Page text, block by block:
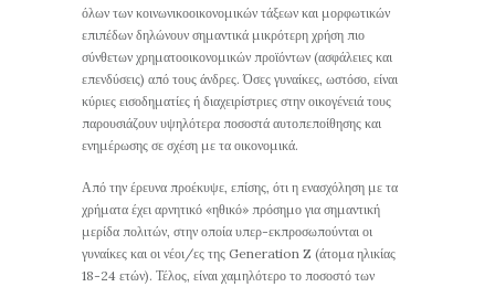
όλων των κοινωνικοοικονομικών τάξεων και μορφωτικών
επιπέδων δηλώνουν σημαντικά μικρότερη χρήση πιο
σύνθετων χρηματοοικονομικών προϊόντων (ασφάλειες και
επενδύσεις) από τους άνδρες. Όσες γυναίκες, ωστόσο, είναι
κύριες εισοδηματίες ή διαχειρίστριες στην οικογένειά τους
παρουσιάζουν υψηλότερα ποσοστά αυτοπεποίθησης και
ενημέρωσης σε σχέση με τα οικονομικά.
Από την έρευνα προέκυψε, επίσης, ότι η ενασχόληση με τα
χρήματα έχει αρνητικό «ηθικό» πρόσημο για σημαντική
μερίδα πολιτών, στην οποία υπερ-εκπροσωπούνται οι
γυναίκες και οι νέοι/ες της Generation Z (άτομα ηλικίας
18-24 ετών). Τέλος, είναι χαμηλότερο το ποσοστό των